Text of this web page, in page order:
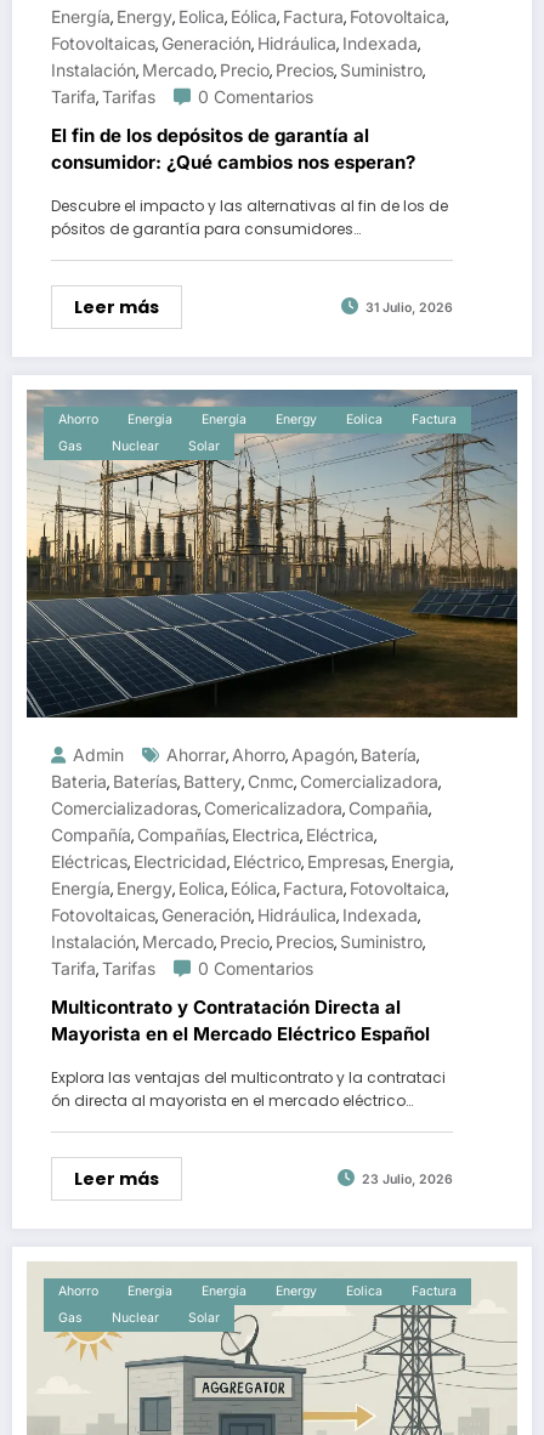
Energía, Energy, Eolica, Eólica, Factura, Fotovoltaica,
Fotovoltaicas, Generación, Hidráulica, Indexada,
Instalación, Mercado, Precio, Precios, Suministro,
Tarifa,Tarifas 0 Comentarios
El fin de los depósitos de garantía al
consumidor: ¿Qué cambios nos esperan?
Descubre el impacto y las alternativas al fin de los de
pósitos de garantía para consumidores…
Leer más 31 Julio, 2026
Ahorro Energia Energía Energy Eolica
Factura
Gas
Nuclear Solar
Admin Ahorrar, Ahorro, Apagón, Batería,
Bateria, Baterías, Battery, Cnmc, Comercializadora,
Comercializadoras, Comericalizadora, Compañia,
Compañía, Compañías, Electrica, Eléctrica,
Eléctricas, Electricidad, Eléctrico, Empresas, Energia,
Energía, Energy, Eolica, Eólica, Factura, Fotovoltaica,
Fotovoltaicas, Generación, Hidráulica, Indexada,
Instalación, Mercado, Precio, Precios, Suministro,
Tarifa,Tarifas 0 Comentarios
Multicontrato y Contratación Directa al
Mayorista en el Mercado Eléctrico Español
Explora las ventajas del multicontrato y la contrataci
ón directa al mayorista en el mercado eléctrico…
Leer más 23 Julio, 2026
Ahorro Energia Energía Energy Eolica
Factura
Gas
Nuclear Solar